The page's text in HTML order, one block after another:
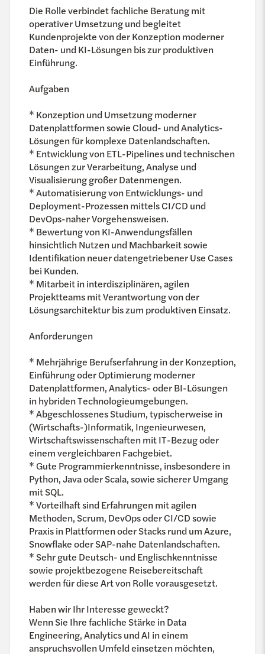
Die Rolle verbindet fachliche Beratung mit
operativer Umsetzung und begleitet
Kundenprojekte von der Konzeption moderner
Daten- und KI-Lösungen bis zur produktiven
Einführung.
Aufgaben
* Konzeption und Umsetzung moderner
Datenplattformen sowie Cloud- und Analytics-
Lösungen für komplexe Datenlandschaften.
* Entwicklung von ETL-Pipelines und technischen
Lösungen zur Verarbeitung, Analyse und
Visualisierung großer Datenmengen.
* Automatisierung von Entwicklungs- und
Deployment-Prozessen mittels CI/CD und
DevOps-naher Vorgehensweisen.
* Bewertung von KI-Anwendungsfällen
hinsichtlich Nutzen und Machbarkeit sowie
Identifikation neuer datengetriebener Use Cases
bei Kunden.
* Mitarbeit in interdisziplinären, agilen
Projektteams mit Verantwortung von der
Lösungsarchitektur bis zum produktiven Einsatz.
Anforderungen
* Mehrjährige Berufserfahrung in der Konzeption,
Einführung oder Optimierung moderner
Datenplattformen, Analytics- oder BI-Lösungen
in hybriden Technologieumgebungen.
* Abgeschlossenes Studium, typischerweise in
(Wirtschafts-)Informatik, Ingenieurwesen,
Wirtschaftswissenschaften mit IT-Bezug oder
einem vergleichbaren Fachgebiet.
* Gute Programmierkenntnisse, insbesondere in
Python, Java oder Scala, sowie sicherer Umgang
mit SQL.
* Vorteilhaft sind Erfahrungen mit agilen
Methoden, Scrum, DevOps oder CI/CD sowie
Praxis in Plattformen oder Stacks rund um Azure,
Snowflake oder SAP-nahe Datenlandschaften.
* Sehr gute Deutsch- und Englischkenntnisse
sowie projektbezogene Reisebereitschaft
werden für diese Art von Rolle vorausgesetzt.
Haben wir Ihr Interesse geweckt?
Wenn Sie Ihre fachliche Stärke in Data
Engineering, Analytics und AI in einem
anspruchsvollen Umfeld einsetzen möchten,